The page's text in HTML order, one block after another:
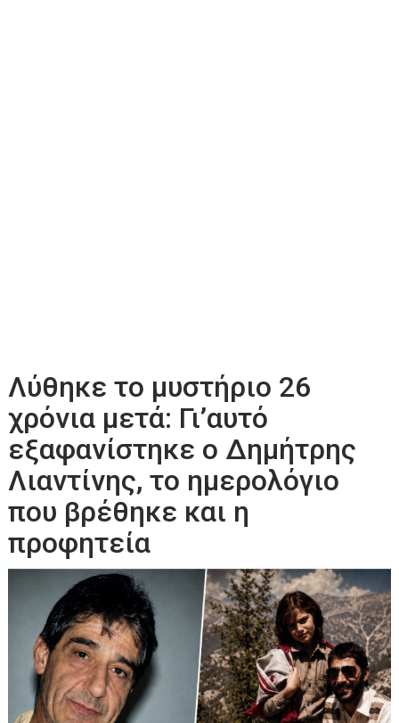
Λύθηκε το μυστήριο 26
χρόνια μετά: Γι’αυτό
εξαφανίστηκε ο Δημήτρης
Λιαντίνης, το ημερολόγιο
που βρέθηκε και η
προφητεία